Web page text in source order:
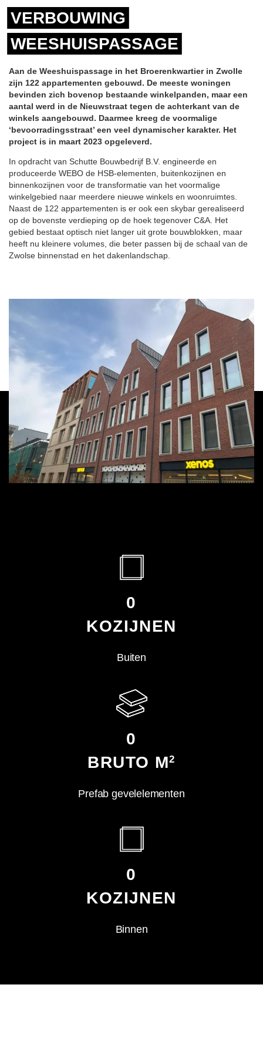
VERBOUWING
WEESHUISPASSAGE
Aan de Weeshuispassage in het Broerenkwartier in Zwolle
zijn 122 appartementen gebouwd. De meeste woningen
bevinden zich bovenop bestaande winkelpanden, maar een
aantal werd in de Nieuwstraat tegen de achterkant van de
winkels aangebouwd. Daarmee kreeg de voormalige
‘bevoorradingsstraat’ een veel dynamischer karakter. Het
project is in maart 2023 opgeleverd.
In opdracht van Schutte Bouwbedrijf B.V. engineerde en
produceerde WEBO de HSB-elementen, buitenkozijnen en
binnenkozijnen voor de transformatie van het voormalige
winkelgebied naar meerdere nieuwe winkels en woonruimtes.
Naast de 122 appartementen is er ook een skybar gerealiseerd
op de bovenste verdieping op de hoek tegenover C&A. Het
gebied bestaat optisch niet langer uit grote bouwblokken, maar
heeft nu kleinere volumes, die beter passen bij de schaal van de
Zwolse binnenstad en het dakenlandschap.
0
KOZIJNEN
Buiten
0
BRUTO M2
Prefab gevelelementen
0
KOZIJNEN
Binnen